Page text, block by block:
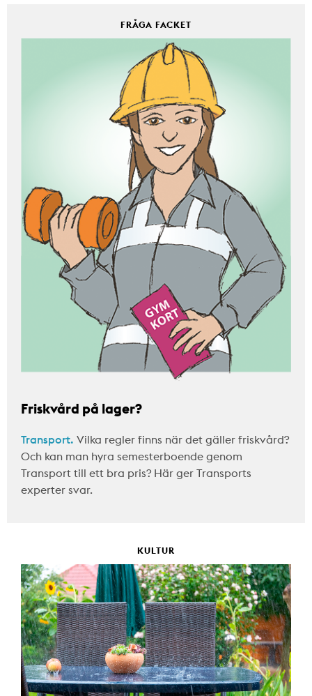
FRÅGA FACKET
Friskvård på lager?
Transport. Vilka regler finns när det gäller friskvård?
Och kan man hyra semesterboende genom
Transport till ett bra pris? Här ger Transports
experter svar.
KULTUR